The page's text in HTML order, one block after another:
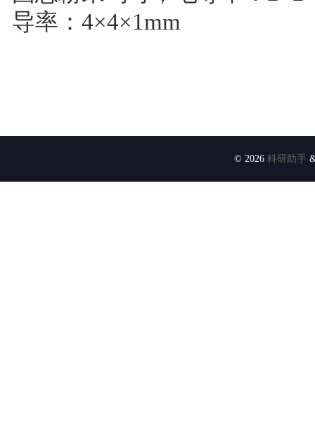
导率：4×4×1mm
© 2026 科研助手